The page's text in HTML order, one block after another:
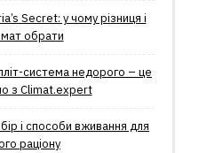
Secret: у чому різниця і
обрати
система недорого – це
з Climat.еxpert
і способи вживання для
раціону